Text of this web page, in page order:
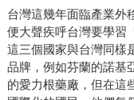
台灣這幾年面臨產業外
便大聲疾呼台灣要學習
這三個國家與台灣同樣
品牌，例如芬蘭的諾基
的愛力根藥廠，但在這